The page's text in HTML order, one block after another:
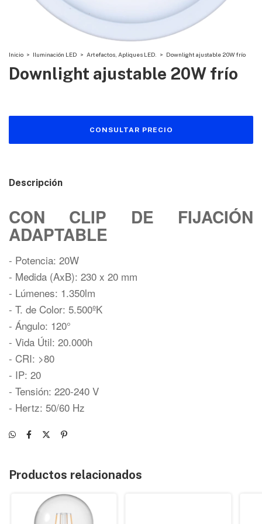
Inicio > Iluminación LED > Artefactos, Apliques LED. > Downlight ajustable 20W frío
Downlight ajustable 20W frío
Descripción
CON CLIP DE FIJACIÓN
ADAPTABLE
- Potencia: 20W
- Medida (AxB): 230 x 20 mm
- Lúmenes: 1.350lm
- T. de Color: 5.500ºK
- Ángulo: 120°
- Vida Útil: 20.000h
- CRI: >80
- IP: 20
- Tensión: 220-240 V
- Hertz: 50/60 Hz
Productos relacionados